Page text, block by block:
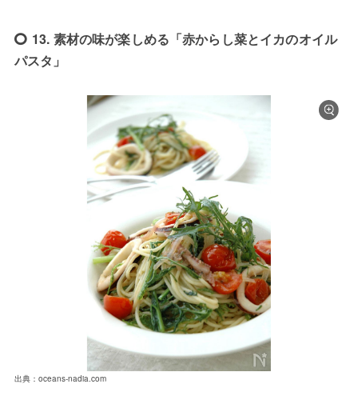
13. 素材の味が楽しめる「赤からし菜とイカのオイル
パスタ」
出典：oceans-nadia.com